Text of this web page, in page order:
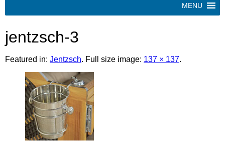
MENU
jentzsch-3
Featured in: Jentzsch. Full size image: 137 × 137.